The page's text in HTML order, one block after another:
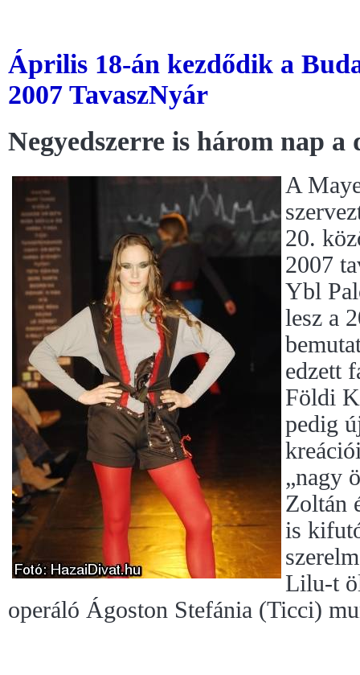
Április 18-án kezdődik a
2007 TavaszNyár
Negyedszerre is három nap a
A
20.
2007
Ybl
lesz a
edzett
Földi
pedig
„nagy
Zoltán
is
Lilu-t
operáló Ágoston Stefánia (Ticci)